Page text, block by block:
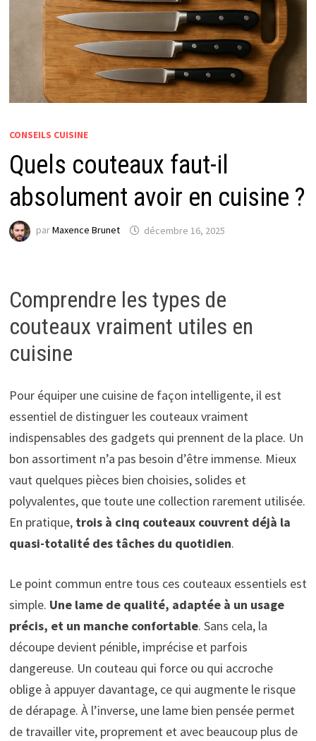
CONSEILS CUISINE
Quels couteaux faut-il
absolument avoir en cuisine ?
parMaxence Brunet décembre 16, 2025
Comprendre les types de
couteaux vraiment utiles en
cuisine
Pour équiper une cuisine de façon intelligente, il est
essentiel de distinguer les couteaux vraiment
indispensables des gadgets qui prennent de la place. Un
bon assortiment n’a pas besoin d’être immense. Mieux
vaut quelques pièces bien choisies, solides et
polyvalentes, que toute une collection rarement utilisée.
En pratique, trois à cinq couteaux couvrent déjà la
quasi-totalité des tâches du quotidien.
Le point commun entre tous ces couteaux essentiels est
simple. Une lame de qualité, adaptée à un usage
précis, et un manche confortable. Sans cela, la
découpe devient pénible, imprécise et parfois
dangereuse. Un couteau qui force ou qui accroche
oblige à appuyer davantage, ce qui augmente le risque
de dérapage. À l’inverse, une lame bien pensée permet
de travailler vite, proprement et avec beaucoup plus de